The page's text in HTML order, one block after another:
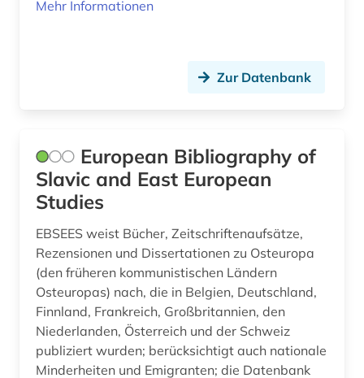
naher osten (1)
nationalbibliografie (44)
nationalbibliothek (14)
nationale bibliotheek van nederland (1)
nationalsozialismus (1)
natur (1)
naturwissenschaft (2)
Mehr Informationen
Zur Datenbank
European Bibliography of
Slavic and East European
Studies
EBSEES weist Bücher, Zeitschriftenaufsätze,
Rezensionen und Dissertationen zu Osteuropa
(den früheren kommunistischen Ländern
Osteuropas) nach, die in Belgien, Deutschland,
Finnland, Frankreich, Großbritannien, den
Niederlanden, Österreich und der Schweiz
publiziert wurden; berücksichtigt auch nationale
Minderheiten und Emigranten; die Datenbank